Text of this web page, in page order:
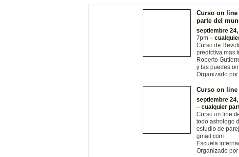
Curso on
parte del
septiembre 24,
7pm –
Curso de
predictiva mas
Roberto
y las puedes
Organizado por
Curso on line
septiembre 24,
– cualquier
Curso on line
todo astrologo
estudio de
gmail.com
Escuela
Organizado por